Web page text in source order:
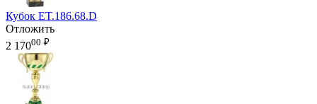
Кубок ET.186.68.D
Отложить
2 17000 ₽